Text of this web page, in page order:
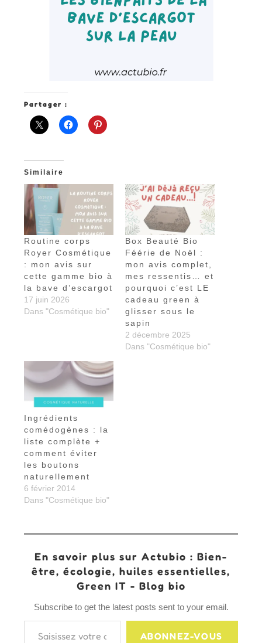
Partager :
Similaire
Routine corps
Royer Cosmétique
: mon avis sur
cette gamme bio à
la bave d’escargot
17 juin 2026
Dans "Cosmétique bio"
Box Beauté Bio
Féérie de Noël :
mon avis complet,
mes ressentis… et
pourquoi c’est LE
cadeau green à
glisser sous le
sapin
2 décembre 2025
Dans "Cosmétique bio"
Ingrédients
comédogènes : la
liste complète +
comment éviter
les boutons
naturellement
6 février 2014
Dans "Cosmétique bio"
En savoir plus sur Actubio : Bien-
être, écologie, huiles essentielles,
Green IT - Blog bio
Subscribe to get the latest posts sent to your email.
Saisissez votre adresse e-mail…
ABONNEZ-VOUS